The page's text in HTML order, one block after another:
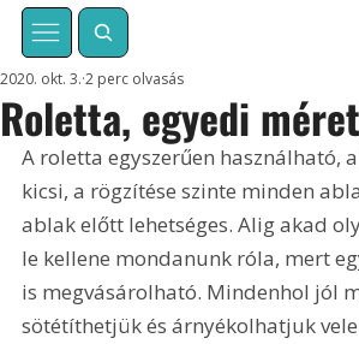
Roletta, egyedi
2020. okt. 3. 2 perc olvasás
A roletta egyszerűen használható,
kicsi, a rögzítése szinte minden
ablak előtt lehetséges. Alig akad
le kellene mondanunk róla, mert
is megvásárolható. Mindenhol jól
sötétíthetjük és árnyé­kolhatjuk